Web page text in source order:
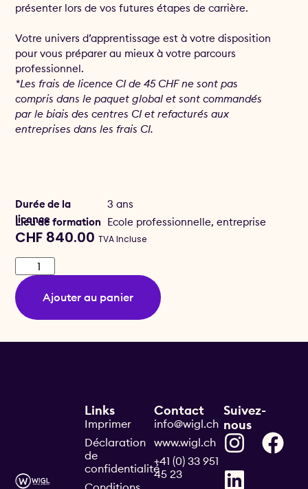
présenter lors de vos futures étapes de carrière.
Votre univers d’apprentissage est à votre disposition
pour vous préparer au mieux à votre parcours
professionnel.
*Les frais de licence CI de 45 CHF ne sont pas
compris dans le paquet global et sont commandés
par le biais des centres CI et refacturés aux
entreprises dans les frais CI.
Durée de la
licence
3 ans
Lieu de formation Ecole professionnelle, entreprise
CHF 840.00 TVA Incluse
Ajouter au panier
Contact
info@wigl.ch
www.wigl.ch
+41 (0) 33 951
45 23
Links
Imprimer
Déclaration
de
confidentialité
Suivez-
nous